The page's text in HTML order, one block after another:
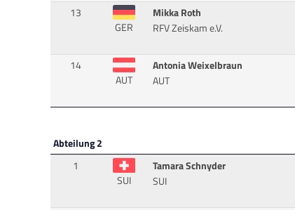
13
GER
Mikka Roth
RFV Zeiskam e.V.
14
AUT
Antonia Weixelbraun
AUT
Abteilung 2
1
SUI
Tamara Schnyder
SUI